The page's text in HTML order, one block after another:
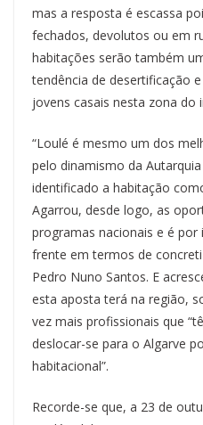
mas a resposta é escassa
fechados, devolutos ou em
habitações serão também
tendência de desertificação
jovens casais nesta zona do
“Loulé é mesmo um dos
pelo dinamismo da
identificado a habitação
Agarrou, desde logo, as
programas nacionais e é por
frente em termos de
Pedro Nuno Santos. E
esta aposta terá na região,
vez mais profissionais que
deslocar-se para o Algarve
habitacional”.
Recorde-se que, a 23 de